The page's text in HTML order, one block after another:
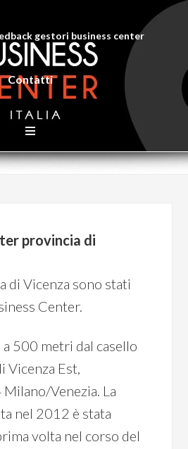
gestori business center
Contatti
provincia di
di Vicenza sono stati
Center.
a 500 metri dal casello
Vicenza Est,
Venezia. La
nel 2012 è stata
volta nel corso del